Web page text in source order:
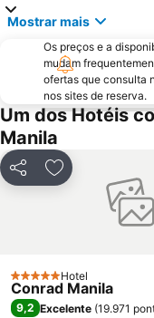
Mostrar mais
Os preços e a
mudam
ofertas que consulta
nos sites de reserva.
Um dos Hotéis
Manila
PartilharAdicionar aos
5 EstrelasHotel
Conrad Manila
9,2 Excelente (19.971